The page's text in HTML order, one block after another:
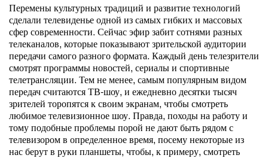
Перемены культурных традиций и развитие технологий
сделали телевиденье одной из самых гибких и массовых
сфер современности. Сейчас эфир забит сотнями разных
телеканалов, которые показывают зрительской аудитории
передачи самого разного формата. Каждый день телезрители
смотрят программы новостей, сериалы и спортивные
телетрансляции. Тем не менее, самым популярным видом
передач считаются ТВ-шоу, и ежедневно десятки тысяч
зрителей торопятся к своим экранам, чтобы смотреть
любимое телевизионное шоу. Правда, походы на работу и
тому подобные проблемы порой не дают быть рядом с
телевизором в определенное время, посему некоторые из
нас берут в руки планшеты, чтобы, к примеру, смотреть